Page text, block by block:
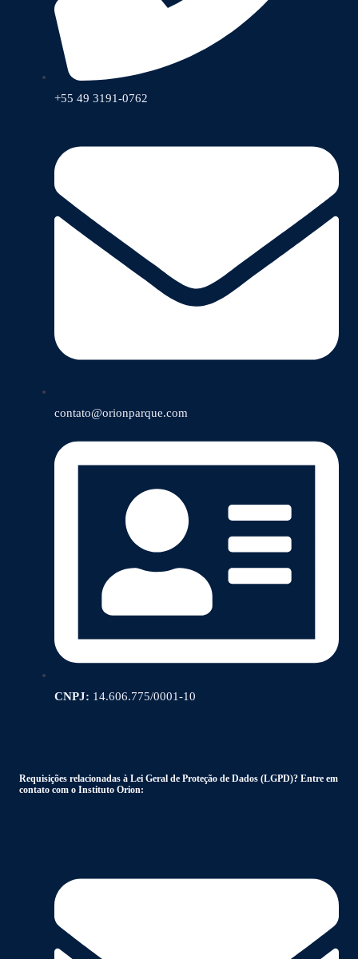
+55 49 3191-0762
contato@orionparque.com
CNPJ: 14.606.775/0001-10
Requisições relacionadas à Lei Geral de Proteção de Dados (LGPD)? Entre em
contato com o Instituto Orion: